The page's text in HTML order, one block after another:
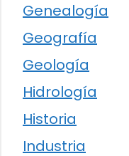
Genealogía
Geografía
Geología
Hidrología
Historia
Industria